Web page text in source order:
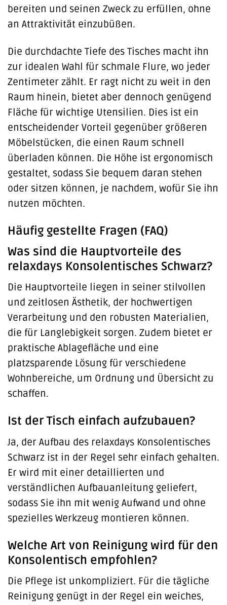
bereiten und seinen Zweck zu erfüllen, ohne
an Attraktivität einzubüßen.
Die durchdachte Tiefe des Tisches macht ihn
zur idealen Wahl für schmale Flure, wo jeder
Zentimeter zählt. Er ragt nicht zu weit in den
Raum hinein, bietet aber dennoch genügend
Fläche für wichtige Utensilien. Dies ist ein
entscheidender Vorteil gegenüber größeren
Möbelstücken, die einen Raum schnell
überladen können. Die Höhe ist ergonomisch
gestaltet, sodass Sie bequem daran stehen
oder sitzen können, je nachdem, wofür Sie ihn
nutzen möchten.
Häufig gestellte Fragen (FAQ)
Was sind die Hauptvorteile des
relaxdays Konsolentisches Schwarz?
Die Hauptvorteile liegen in seiner stilvollen
und zeitlosen Ästhetik, der hochwertigen
Verarbeitung und den robusten Materialien,
die für Langlebigkeit sorgen. Zudem bietet er
praktische Ablagefläche und eine
platzsparende Lösung für verschiedene
Wohnbereiche, um Ordnung und Übersicht zu
schaffen.
Ist der Tisch einfach aufzubauen?
Ja, der Aufbau des relaxdays Konsolentisches
Schwarz ist in der Regel sehr einfach gehalten.
Er wird mit einer detaillierten und
verständlichen Aufbauanleitung geliefert,
sodass Sie ihn mit wenig Aufwand und ohne
spezielles Werkzeug montieren können.
Welche Art von Reinigung wird für den
Konsolentisch empfohlen?
Die Pflege ist unkompliziert. Für die tägliche
Reinigung genügt in der Regel ein weiches,